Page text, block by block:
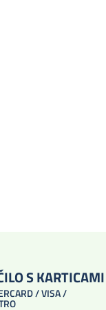
S KARTICAMI
/ VISA /